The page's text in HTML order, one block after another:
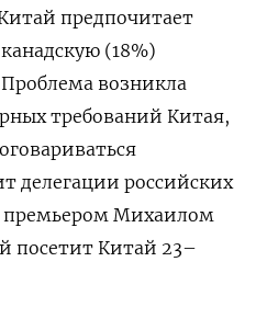
предпочитает
(18%)
Проблема возникла
требований Китая,
делегации российских
премьером Михаилом
Китай 23–